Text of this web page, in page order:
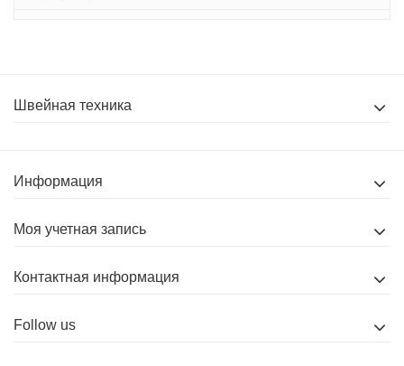
Швейная техника
Информация
Моя учетная запись
Контактная информация
Follow us